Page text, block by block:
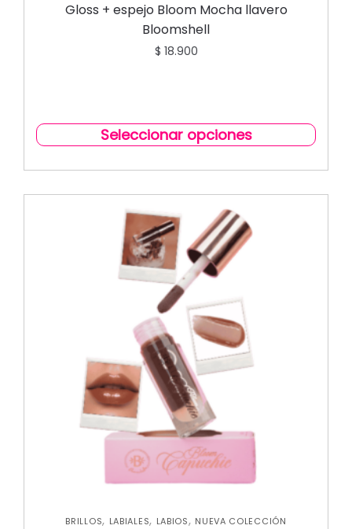
Gloss + espejo Bloom Mocha llavero
Bloomshell
$ 18.900
Seleccionar opciones
BRILLOS, LABIALES, LABIOS, NUEVA COLECCIÓN